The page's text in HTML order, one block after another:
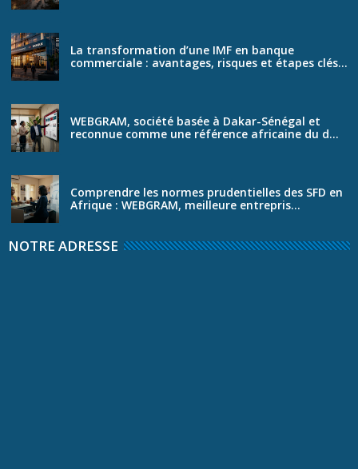
La transformation d’une IMF en banque
commerciale : avantages, risques et étapes clés...
WEBGRAM, société basée à Dakar-Sénégal et
reconnue comme une référence africaine du d...
Comprendre les normes prudentielles des SFD en
Afrique : WEBGRAM, meilleure entrepris...
NOTRE ADRESSE